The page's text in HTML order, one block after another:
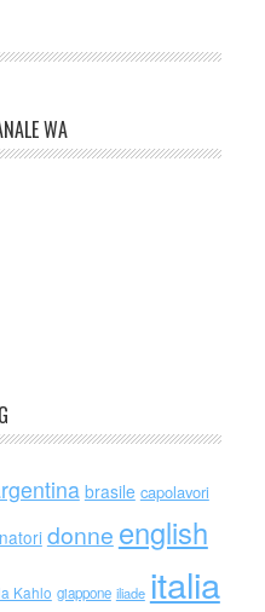
WA
brasile capolavori
donne english
Kahlo giappone iliade italia